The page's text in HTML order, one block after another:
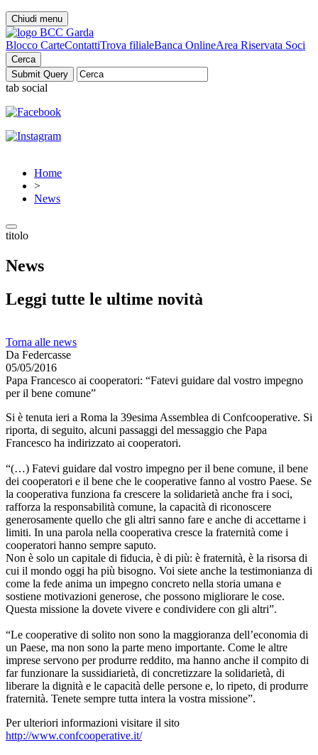
Chiudi menu
Blocco CarteContattiTrova filialeBanca OnlineArea Riservata Soci
Cerca
tab social
Home
>
News
titolo
News
Leggi tutte le ultime novità
Torna alle news
Da Federcasse
05/05/2016
Papa Francesco ai cooperatori: “Fatevi guidare dal vostro impegno
per il bene comune”
Si è tenuta ieri a Roma la 39esima Assemblea di Confcooperative. Si
riporta, di seguito, alcuni passaggi del messaggio che Papa
Francesco ha indirizzato ai cooperatori.
“(…) Fatevi guidare dal vostro impegno per il bene comune, il bene
dei cooperatori e il bene che le cooperative fanno al vostro Paese. Se
la cooperativa funziona fa crescere la solidarietà anche fra i soci,
rafforza la responsabilità comune, la capacità di riconoscere
generosamente quello che gli altri sanno fare e anche di accettarne i
limiti. In una parola nella cooperativa cresce la fraternità come i
cooperatori hanno sempre saputo.
Non è solo un capitale di fiducia, è di più: è fraternità, è la risorsa di
cui il mondo oggi ha più bisogno. Voi siete anche la testimonianza di
come la fede anima un impegno concreto nella storia umana e
sostiene motivazioni generose, che possono migliorare le cose.
Questa missione la dovete vivere e condividere con gli altri”.
“Le cooperative di solito non sono la maggioranza dell’economia di
un Paese, ma non sono la parte meno importante. Come le altre
imprese servono per produrre reddito, ma hanno anche il compito di
far funzionare la sussidiarietà, di concretizzare la solidarietà, di
liberare la dignità e le capacità delle persone e, lo ripeto, di produrre
fraternità. Tenete sempre tutta intera la vostra missione”.
Per ulteriori informazioni visitare il sito
http://www.confcooperative.it/